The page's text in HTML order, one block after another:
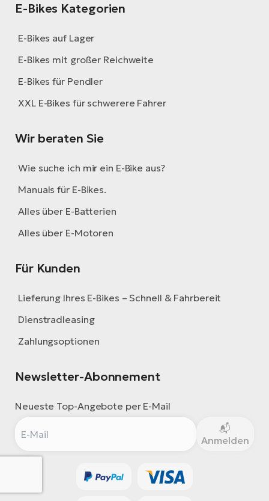
E-Bikes Kategorien
E-Bikes auf Lager
E-Bikes mit großer Reichweite
E-Bikes für Pendler
XXL E-Bikes für schwerere Fahrer
Wir beraten Sie
Wie suche ich mir ein E-Bike aus?
Manuals für E-Bikes.
Alles über E-Batterien
Alles über E-Motoren
Für Kunden
Lieferung Ihres E-Bikes – Schnell & Fahrbereit
Dienstradleasing
Zahlungsoptionen
Newsletter-Abonnement
Neueste Top-Angebote per E-Mail
Anmelden